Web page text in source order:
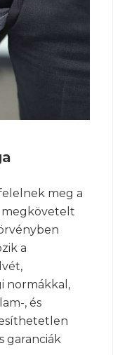
meg a
megkövetelt
a
normákkal,
, és
garanciák